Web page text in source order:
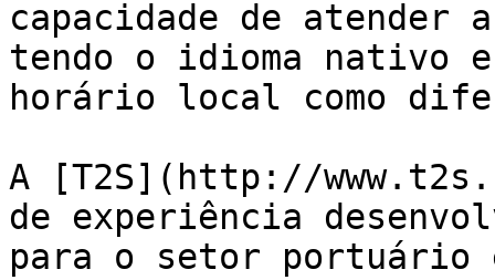
capacidade de atender
tendo o idioma nativo
horário local como
A [T2S](http://
de experiência
para o setor portuário